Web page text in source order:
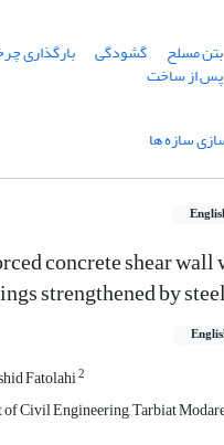
بتن مسلح گشودگی بارگذاری
پس از ساخت
سازه ها
concrete shear
strengthened by
Fatolahi2
Civil Engineering, Tarbiat